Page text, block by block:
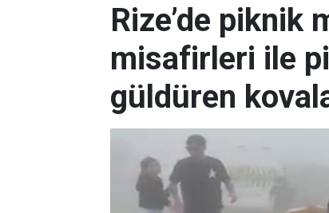
Rize’de piknik
misafirleri ile
güldüren